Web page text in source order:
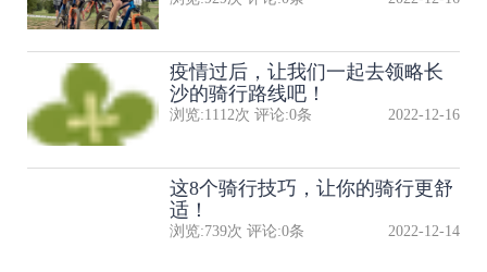
疫情过后，让我们一起去领略长
沙的骑行路线吧！
浏览:1112次 评论:0条 2022-12-16
这8个骑行技巧，让你的骑行更舒
适！
浏览:739次 评论:0条 2022-12-14